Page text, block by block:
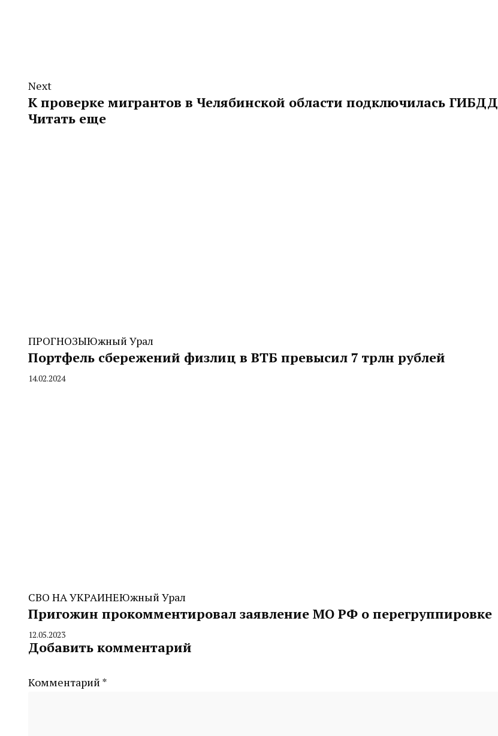
Next
К проверке мигрантов в Челябинской области подключилась ГИБДД
Читать еще
ПРОГНОЗЫЮжный Урал
Портфель сбережений физлиц в ВТБ превысил 7 трлн рублей
By
14.02.2024
СВО НА УКРАИНЕЮжный Урал
Пригожин прокомментировал заявление МО РФ о перегруппировке
By
CHELINDUSTRY
12.05.2023
Добавить комментарий
Комментарий *